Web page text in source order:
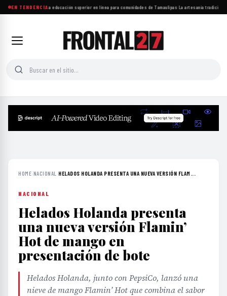
EN TENDENCIA
UAT amplía acceso a educación superior en línea para comunidades de Tamaulipas·La artesanía tradicional
HOME›NACIONAL ›HELADOS HOLANDA PRESENTA UNA NUEVA VERSIÓN FLAM...
NACIONAL
Helados Holanda presenta
una nueva versión Flamin’
Hot de mango en
presentación de bote
Helados Holanda, junto con PepsiCo, lanzó una
nieve de mango Flamin’ Hot que combina el sabor